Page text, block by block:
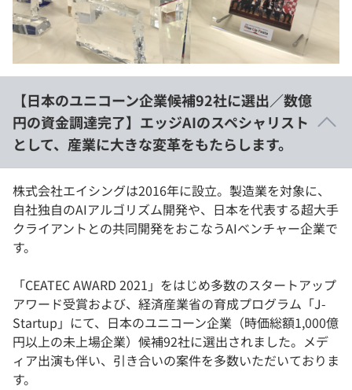
インタビュー
リファレンス
プラン
個人向けプラン
法人向けプラン
学校向けプラン
契約内容・クーポン
再チャレンジ結果一覧
paiza times
【日本のユニコーン企業候補92社に選出／数億
円の資金調達完了】エッジAIのスペシャリスト
として、産業に大きな変革をもたらします。
株式会社エイシングは2016年に設立。製造業を対象に、
自社独自のAIアルゴリズム開発や、日本を代表する超大手
クライアントとの共同開発をおこなうAIベンチャー企業で
す。
「CEATEC AWARD 2021」をはじめ多数のスタートアップ
アワード受賞および、経済産業省の育成プログラム「J-
Startup」にて、日本のユニコーン企業（時価総額1,000億
円以上の未上場企業）候補92社に選出されました。メデ
ィア出演も伴い、引き合いの案件を多数いただいておりま
す。